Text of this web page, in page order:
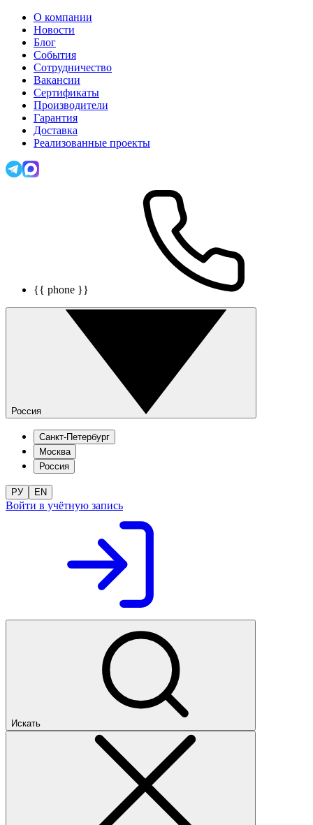
О компании
Новости
Блог
События
Сотрудничество
Вакансии
Сертификаты
Производители
Гарантия
Доставка
Реализованные проекты
{{ phone }}
Россия
Санкт-Петербург
Москва
Россия
РУ EN
Войти в учётную запись
Искать